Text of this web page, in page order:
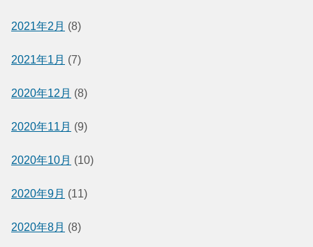
2021年2月 (8)
2021年1月 (7)
2020年12月 (8)
2020年11月 (9)
2020年10月 (10)
2020年9月 (11)
2020年8月 (8)